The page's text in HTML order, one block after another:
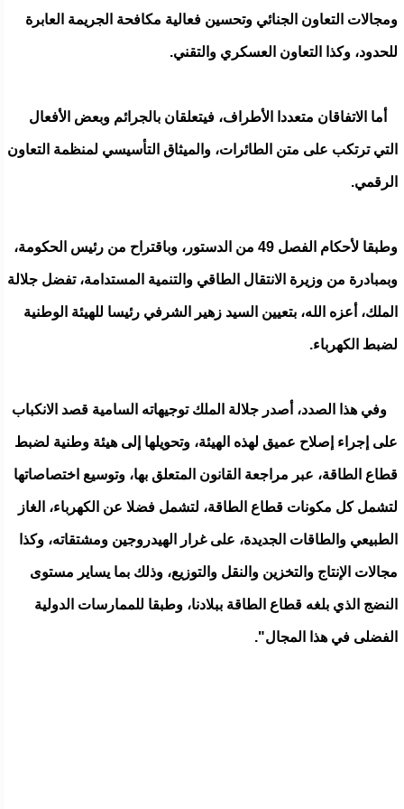
ومجالات التعاون الجنائي وتحسين فعالية مكافحة الجريمة العابرة
للحدود، وكذا التعاون العسكري والتقني.
أما الاتفاقان متعددا الأطراف، فيتعلقان بالجرائم وبعض الأفعال
التي ترتكب على متن الطائرات، والميثاق التأسيسي لمنظمة التعاون
الرقمي.
وطبقا لأحكام الفصل 49 من الدستور، وباقتراح من رئيس الحكومة،
وبمبادرة من وزيرة الانتقال الطاقي والتنمية المستدامة، تفضل جلالة
الملك، أعزه الله، بتعيين السيد زهير الشرفي رئيسا للهيئة الوطنية
لضبط الكهرباء.
وفي هذا الصدد، أصدر جلالة الملك توجيهاته السامية قصد الانكباب
على إجراء إصلاح عميق لهذه الهيئة، وتحويلها إلى هيئة وطنية لضبط
قطاع الطاقة، عبر مراجعة القانون المتعلق بها، وتوسيع اختصاصاتها
لتشمل كل مكونات قطاع الطاقة، لتشمل فضلا عن الكهرباء، الغاز
الطبيعي والطاقات الجديدة، على غرار الهيدروجين ومشتقاته، وكذا
مجالات الإنتاج والتخزين والنقل والتوزيع، وذلك بما يساير مستوى
النضج الذي بلغه قطاع الطاقة ببلادنا، وطبقا للممارسات الدولية
الفضلى في هذا المجال".